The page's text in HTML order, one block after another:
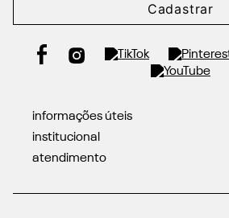
Cadastrar
informações úteis
institucional
atendimento